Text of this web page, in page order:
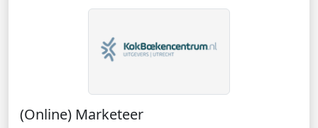
(Online) Marketeer